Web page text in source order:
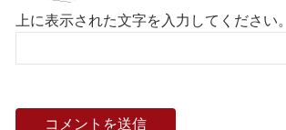
上に表示された文字を入力してください。